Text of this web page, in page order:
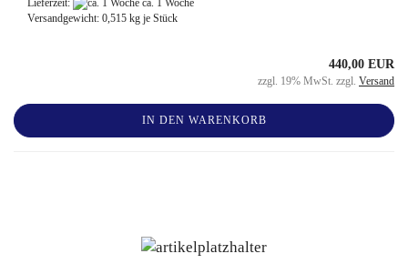
Versandgewicht: 0,515 kg je Stück
440,00 EUR
zzgl. 19% MwSt. zzgl. Versand
IN DEN WARENKORB